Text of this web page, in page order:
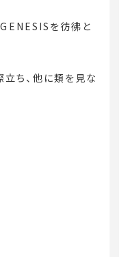
を彷彿と
ち、他に類を見な